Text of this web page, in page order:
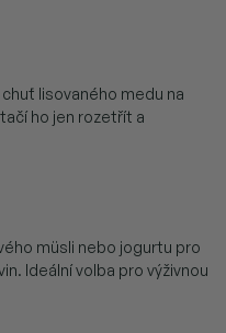
lisovaného medu na
ho jen rozetřít a
müsli nebo jogurtu pro
Ideální volba pro výživnou